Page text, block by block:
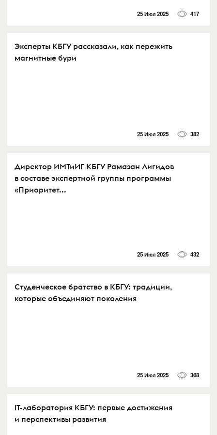
25 Июл 2025 417
Эксперты КБГУ рассказали, как пережить
магнитные бури
25 Июл 2025 382
Директор ИМТиИГ КБГУ Рамазан Лигидов
в составе экспертной группы программы
«Приоритет...
25 Июл 2025 432
Студенческое братство в КБГУ: традиции,
которые объединяют поколения
25 Июл 2025 368
IT-лаборатория КБГУ: первые достижения
и перспективы развития